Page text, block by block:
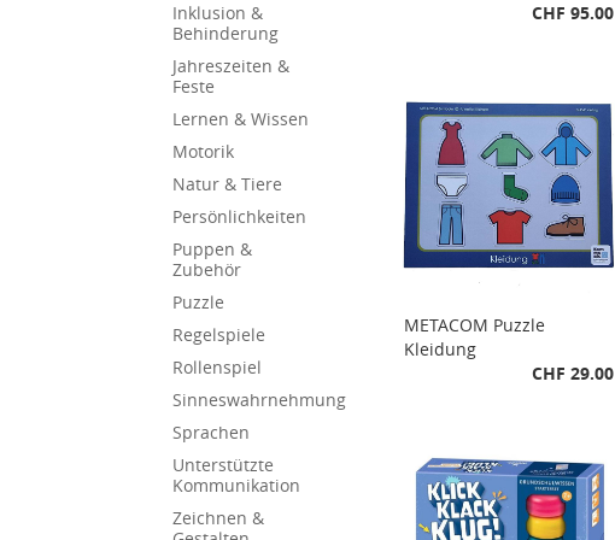
Inklusion &
Behinderung
Jahreszeiten &
Feste
Lernen & Wissen
Motorik
Natur & Tiere
Persönlichkeiten
Puppen &
Zubehör
Puzzle
Regelspiele
Rollenspiel
Sinneswahrnehmung
Sprachen
Unterstützte
Kommunikation
Zeichnen &
CHF 95.00
METACOM Puzzle
Kleidung
CHF 29.00